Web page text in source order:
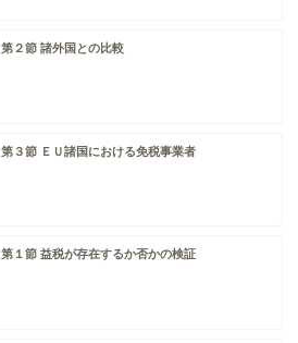
第２節 諸外国との比較
第３節 ＥＵ諸国における免税事業者
第１節 益税が存在するか否かの検証